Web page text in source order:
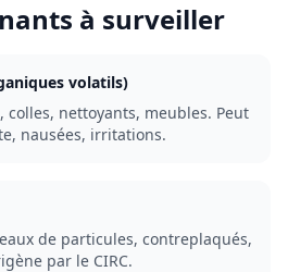
à surveiller
volatils)
colles, nettoyants, meubles. Peut
nausées, irritations.
de particules, contreplaqués,
par le CIRC.